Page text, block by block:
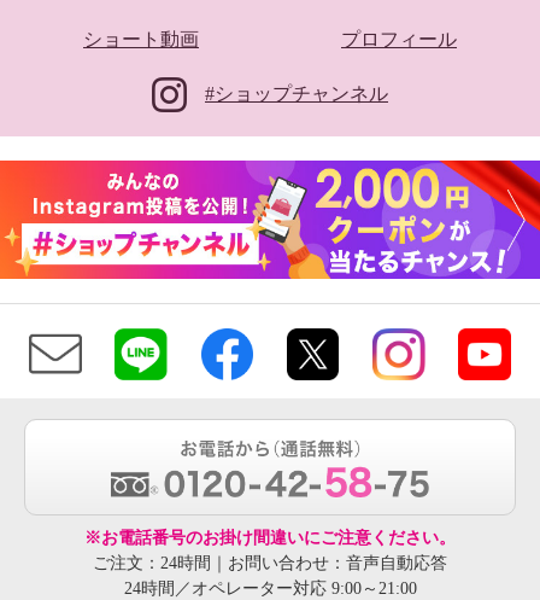
ショート動画 プロフィール
#ショップチャンネル
※お電話番号のお掛け間違いにご注意ください。
ご注文：24時間｜お問い合わせ：音声自動応答
24時間／オペレーター対応 9:00～21:00